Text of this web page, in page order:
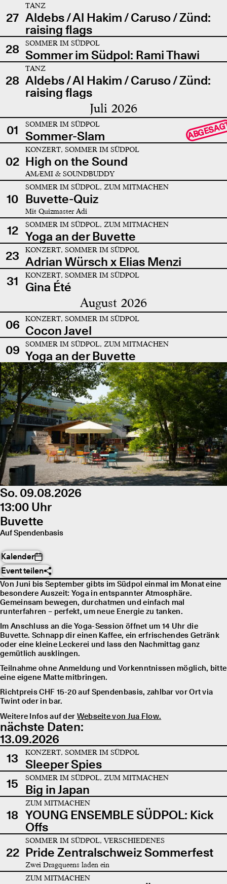
27
TANZ
Aldebs / Al Hakim / Caruso / Zünd:
raising flags
28
SOMMER IM SÜDPOL
Sommer im Südpol: Rami Thawi
28
TANZ
Aldebs / Al Hakim / Caruso / Zünd:
raising flags
Juli 2026
01 SOMMER IM SÜDPOL
Sommer-Slam
02
KONZERT, SOMMER IM SÜDPOL
High on the Sound
AMÆMI & SOUNDBUDDY
10
SOMMER IM SÜDPOL, ZUM MITMACHEN
Buvette-Quiz
Mit Quizmaster Adi
12 SOMMER IM SÜDPOL, ZUM MITMACHEN
Yoga an der Buvette
23
KONZERT, SOMMER IM SÜDPOL
Adrian Würsch x Elias Menzi
31
KONZERT, SOMMER IM SÜDPOL
Gina Été
August 2026
06 KONZERT, SOMMER IM SÜDPOL
Cocon Javel
09
SOMMER IM SÜDPOL, ZUM MITMACHEN
Yoga an der Buvette
So. 09.08.2026
13:00 Uhr
Buvette
Auf Spendenbasis
Kalender
Event teilen
Von Juni bis September gibts im Südpol einmal im Monat eine
besondere Auszeit: Yoga in entspannter Atmosphäre.
Gemeinsam bewegen, durchatmen und einfach mal
runterfahren – perfekt, um neue Energie zu tanken.
Im Anschluss an die Yoga-Session öffnet um 14 Uhr die
Buvette. Schnapp dir einen Kaffee, ein erfrischendes Getränk
oder eine kleine Leckerei und lass den Nachmittag ganz
gemütlich ausklingen.
Teilnahme ohne Anmeldung und Vorkenntnissen möglich, bitte
eine eigene Matte mitbringen.
Richtpreis CHF 15-20 auf Spendenbasis, zahlbar vor Ort via
Twint oder in bar.
Weitere Infos auf der Webseite von Jua Flow.
nächste Daten:
13.09.2026
13
KONZERT, SOMMER IM SÜDPOL
Sleeper Spies
15
SOMMER IM SÜDPOL, ZUM MITMACHEN
Big in Japan
18
ZUM MITMACHEN
YOUNG ENSEMBLE SÜDPOL: Kick
Offs
22
SOMMER IM SÜDPOL, VERSCHIEDENES
Pride Zentralschweiz Sommerfest
Zwei Dragqueens laden ein
ZUM MITMACHEN